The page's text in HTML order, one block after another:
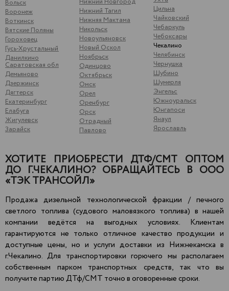
Вольск
Воронеж
Воткинск
Вятские Поляны
Гороховец
Гусь-Хрустальный
Данилкино
Саратовская обл
Демьяново
Дзержинск
Дягтерск
Екатеринбург
Елабуга
Жигулевск
Зарайск
Нижний Новгород
Нижний Тагил
Нижняя Мактама
Никольск
Новоульяновск
Новый Оскол
Ноябрьск
Одинцово
Октябрьск
Омск
Орел
Оренбург
Орск
Отрадный
Павлово
Цильна
Чайковский
Чебаркуль
Чебоксары
Чекалино
Челябинск
Чернушка
Шубино
Шумерля
Энгельс
Южноуральск
Юнгапоси
Янаул
Ярославль
ХОТИТЕ ПРИОБРЕСТИ ДТФ/СМТ ОПТОМ
ДО Г.ЧЕКАЛИНО? ОБРАЩАЙТЕСЬ В ООО
«ТЭК ТРАНСОЙЛ»
Продажа дизельной технологической фракции / печного
светлого топлива (судового маловязкого топлива) в нашей
компании ведётся на выгодных условиях. Клиентам
гарантируются не только отличное качество продукции и
доступные цены, но и услуги доставки из Нижнекамска в
г.Чекалино. Для транспортировки горючего мы располагаем
собственным парком транспортных средств, так что вы
получите партию ДТф/СМТ точно в оговоренные сроки.